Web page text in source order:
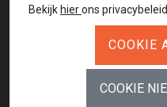
Bekijk hierons privacybeleid.